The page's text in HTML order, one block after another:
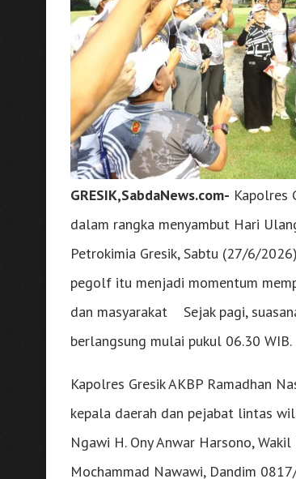
GRESIK,SabdaNews.com- Kapolres
dalam rangka menyambut Hari
Petrokimia Gresik, Sabtu (27/6/
pegolf itu menjadi momentum
dan masyarakat Sejak pagi,
berlangsung mulai pukul 06.30 WIB.
Kapolres Gresik AKBP Ramadhan
kepala daerah dan pejabat lintas
Ngawi H. Ony Anwar Harsono,
Mochammad Nawawi, Dandim